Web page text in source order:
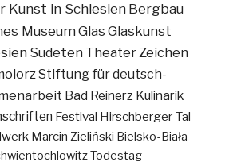
Kunst in Schlesien Bergbau
MuseumGlas Glaskunst
Sudeten TheaterZeichen
Stiftung für deutsch-
Bad Reinerz Kulinarik
Festival Hirschberger Tal
Marcin Zieliński Bielsko-Biała
Todestag